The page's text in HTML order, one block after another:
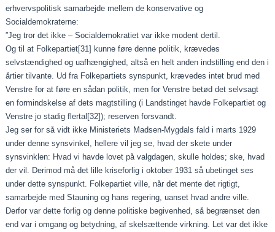
erhvervspolitisk samarbejde mellem de konservative og
Socialdemokraterne:
”Jeg tror det ikke – Socialdemokratiet var ikke modent dertil.
Og til at Folkepartiet[31] kunne føre denne politik, krævedes
selvstændighed og uafhængighed, altså en helt anden indstilling end den i
årtier tilvante. Ud fra Folkepartiets synspunkt, krævedes intet brud med
Venstre for at føre en sådan politik, men for Venstre betød det selvsagt
en formindskelse af dets magtstilling (i Landstinget havde Folkepartiet og
Venstre jo stadig flertal[32]); reserven forsvandt.
Jeg ser for så vidt ikke Ministeriets Madsen-Mygdals fald i marts 1929
under denne synsvinkel, hellere vil jeg se, hvad der skete under
synsvinklen: Hvad vi havde lovet på valgdagen, skulle holdes; ske, hvad
der vil. Derimod må det lille kriseforlig i oktober 1931 så ubetinget ses
under dette synspunkt. Folkepartiet ville, når det mente det rigtigt,
samarbejde med Stauning og hans regering, uanset hvad andre ville.
Derfor var dette forlig og denne politiske begivenhed, så begrænset den
end var i omgang og betydning, af skelsættende virkning. Let var det ikke